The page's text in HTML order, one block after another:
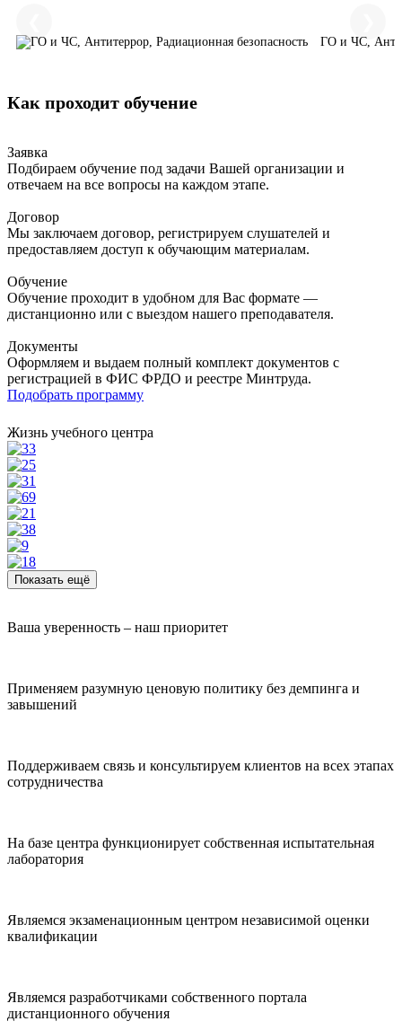
ГО и ЧС,
Как проходит обучение
Заявка
Подбираем обучение под задачи Вашей организации и
отвечаем на все вопросы на каждом этапе.
Договор
Мы заключаем договор, регистрируем слушателей и
предоставляем доступ к обучающим материалам.
Обучение
Обучение проходит в удобном для Вас формате —
дистанционно или с выездом нашего преподавателя.
Документы
Оформляем и выдаем полный комплект документов с
регистрацией в ФИС ФРДО и реестре Минтруда.
Подобрать программу
Жизнь учебного центра
Показать ещё
Ваша уверенность – наш приоритет
Применяем разумную ценовую политику без демпинга и
завышений
Поддерживаем связь и консультируем клиентов на всех этапах
сотрудничества
На базе центра функционирует собственная испытательная
лаборатория
Являемся экзаменационным центром независимой оценки
квалификации
Являемся разработчиками собственного портала
дистанционного обучения